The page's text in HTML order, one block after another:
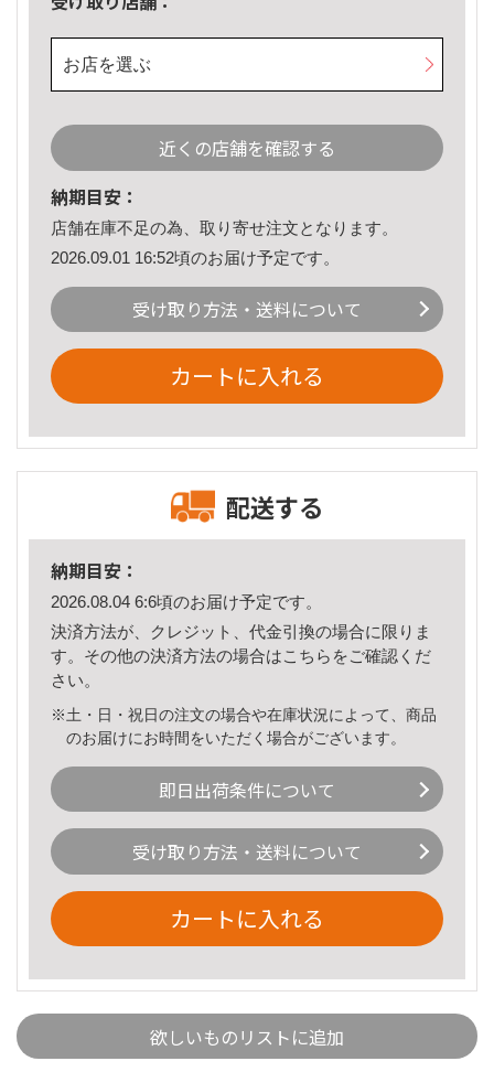
お店を選ぶ
近くの店舗を確認する
納期目安：
店舗在庫不足の為、取り寄せ注文となります。
2026.09.01 16:52頃のお届け予定です。
受け取り方法・送料について
カートに入れる
配送する
納期目安：
2026.08.04 6:6頃のお届け予定です。
決済方法が、クレジット、代金引換の場合に限りま
す。その他の決済方法の場合はこちら をご確認くだ
さい。
※土・日・祝日の注文の場合や在庫状況によって、商品
のお届けにお時間をいただく場合がございます。
即日出荷条件について
受け取り方法・送料について
カートに入れる
欲しいものリストに追加